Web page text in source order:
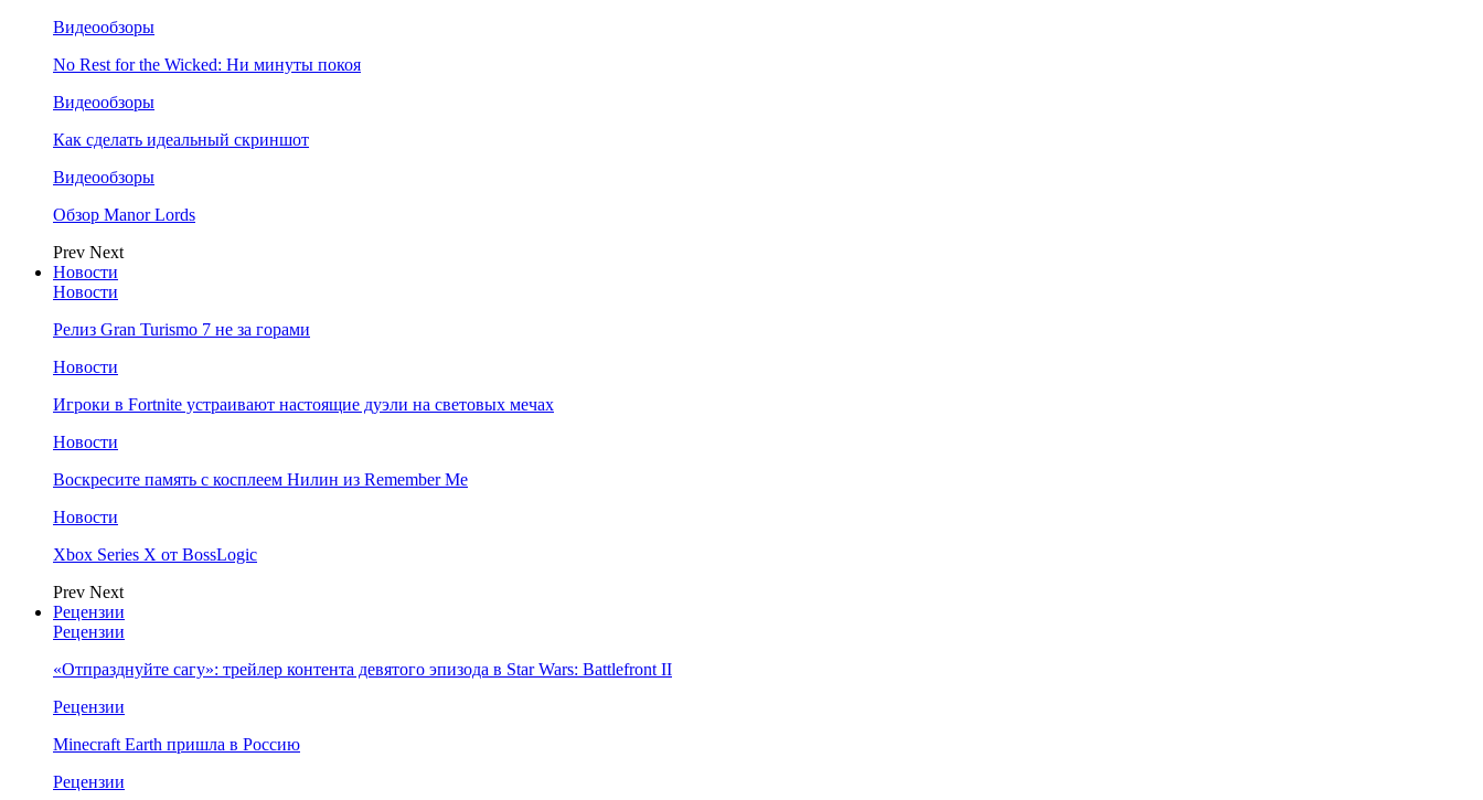
Видеообзоры
No Rest for the Wicked: Ни минуты покоя
Видеообзоры
Как сделать идеальный скриншот
Видеообзоры
Обзор Manor Lords
Prev Next
Новости
Новости
Релиз Gran Turismo 7 не за горами
Новости
Игроки в Fortnite устраивают настоящие дуэли на световых мечах
Новости
Воскресите память с косплеем Нилин из Remember Me
Новости
Xbox Series X от BossLogic
Prev Next
Рецензии
Рецензии
«Отпразднуйте сагу»: трейлер контента девятого эпизода в Star Wars: Battlefront II
Рецензии
Minecraft Earth пришла в Россию
Рецензии